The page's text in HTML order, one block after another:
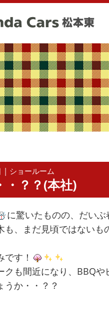
| ショールーム
・？？(本社)
に驚いたものの、だいぶ
も、まだ見頃ではない
す！
クも間近になり、BBQ
うか・・？？